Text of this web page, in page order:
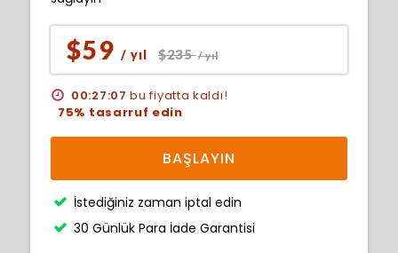
$59 / yıl $235/ yıl
00:27:06 bu fiyatta kaldı!
75% tasarruf edin
BAŞLAYIN
İstediğiniz zaman iptal edin
30 Günlük Para İade Garantisi